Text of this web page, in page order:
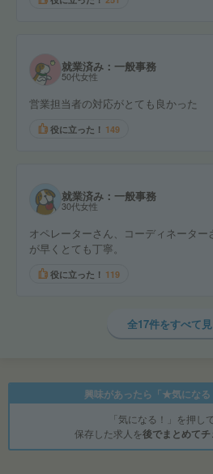
就業済み：一般事務
50代女性
営業担当者の対応がとても良かった
役に立った！ 149
就業済み：一般事務
30代女性
オペレーターさん、コーディネータ
が早くとても丁寧。
役に立った！ 119
全17件をすべて
興味があったら「★気になる
「気になる！」を押し
保存した求人を後でまとめてチ